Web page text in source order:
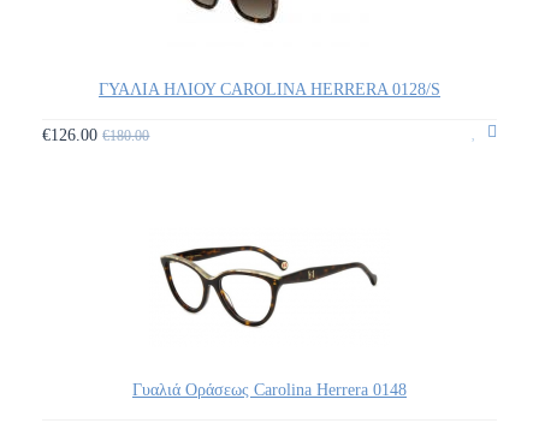
ΓΥΑΛΙΑ ΗΛΙΟΥ CAROLINA HERRERA 0128/S
€126.00€180.00
Γυαλιά Οράσεως Carolina Herrera 0148